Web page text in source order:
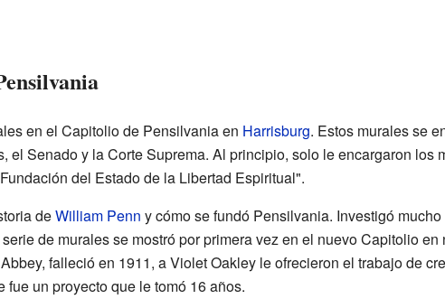
en el Capitolio de Pensilvania en Harrisburg. Estos murales se
el Senado y la Corte Suprema. Al principio, solo le encargaron los
del Estado de la Libertad Espiritual".
deWilliam Penn y cómo se fundó Pensilvania. Investigó
de murales se mostró por primera vez en el nuevo Capitolio en
falleció en 1911, a Violet Oakley le ofrecieron el trabajo de
un proyecto que le tomó 16 años.